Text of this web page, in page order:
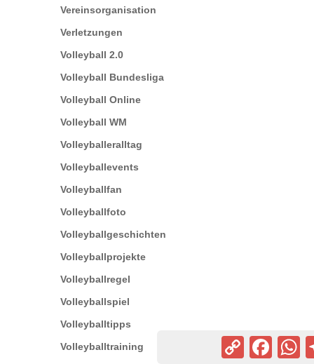
Vereinsorganisation
Verletzungen
Volleyball 2.0
Volleyball Bundesliga
Volleyball Online
Volleyball WM
Volleyballeralltag
Volleyballevents
Volleyballfan
Volleyballfoto
Volleyballgeschichten
Volleyballprojekte
Volleyballregel
Volleyballspiel
Volleyballtipps
Volleyballtraining
Copy
Link
Facebook